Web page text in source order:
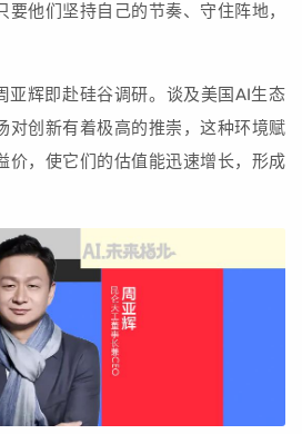
他们坚持自己的节奏、守住阵地，
亚辉即赴硅谷调研。谈及美国AI生态
对创新有着极高的推崇，这种环境赋
价，使它们的估值能迅速增长，形成